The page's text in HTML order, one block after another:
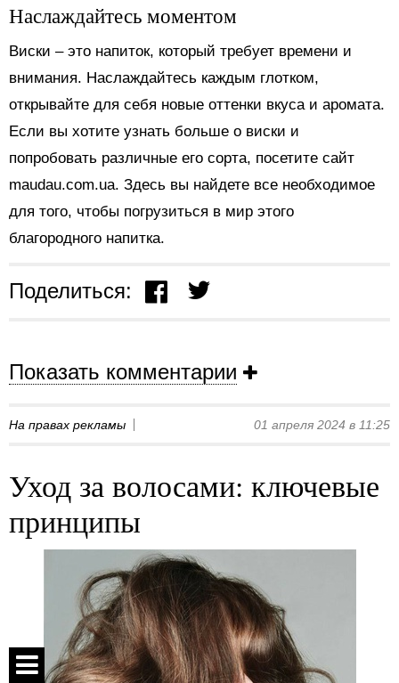
Наслаждайтесь моментом
Виски – это напиток, который требует времени и
внимания. Наслаждайтесь каждым глотком,
открывайте для себя новые оттенки вкуса и аромата.
Если вы хотите узнать больше о виски и
попробовать различные его сорта, посетите сайт
maudau.com.ua. Здесь вы найдете все необходимое
для того, чтобы погрузиться в мир этого
благородного напитка.
Поделиться:
Показать комментарии
На правах рекламы 01 апреля 2024 в 11:25
Уход за волосами: ключевые
принципы